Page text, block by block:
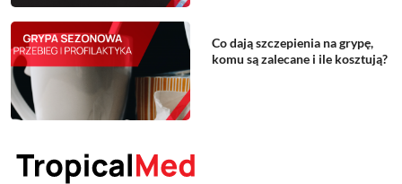
Co dają szczepienia na grypę,
komu są zalecane i ile kosztują?